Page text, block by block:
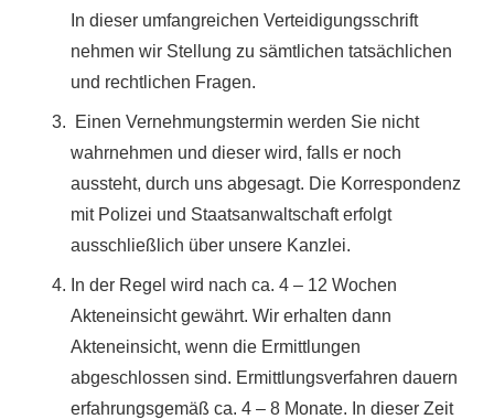
In dieser umfangreichen Verteidigungsschrift
nehmen wir Stellung zu sämtlichen tatsächlichen
und rechtlichen Fragen.
Einen Vernehmungstermin werden Sie nicht
wahrnehmen und dieser wird, falls er noch
aussteht, durch uns abgesagt. Die Korrespondenz
mit Polizei und Staatsanwaltschaft erfolgt
ausschließlich über unsere Kanzlei.
In der Regel wird nach ca. 4 – 12 Wochen
Akteneinsicht gewährt. Wir erhalten dann
Akteneinsicht, wenn die Ermittlungen
abgeschlossen sind. Ermittlungsverfahren dauern
erfahrungsgemäß ca. 4 – 8 Monate. In dieser Zeit